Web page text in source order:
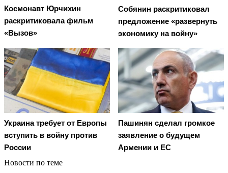
Космонавт Юрчихин
раскритиковала фильм
«Вызов»
Собянин раскритиковал
предложение «развернуть
экономику на войну»
Украина требует от Европы
вступить в войну против
России
Пашинян сделал громкое
заявление о будущем
Армении и ЕС
Новости по теме